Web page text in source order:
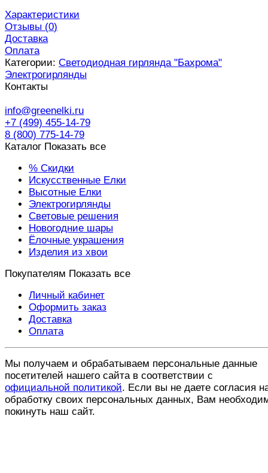
Характеристики
Отзывы (0)
Доставка
Оплата
Категории: Светодиодная гирлянда "Бахрома"
Электрогирлянды
Контакты
info@greenelki.ru
+7 (499) 455-14-79
8 (800) 775-14-79
Каталог Показать все
% Скидки
Искусственные Елки
Высотные Елки
Электрогирлянды
Световые решения
Новогодние шары
Ёлочные украшения
Изделия из хвои
Покупателям Показать все
Личный кабинет
Оформить заказ
Доставка
Оплата
Мы получаем и обрабатываем персональные данные
посетителей нашего сайта в соответствии с
официальной политикой. Если вы не даете согласия
обработку своих персональных данных, Вам
покинуть наш сайт.